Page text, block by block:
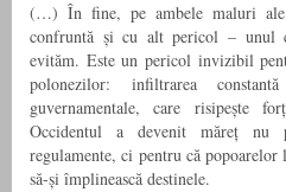
(…) În fine, pe ambele maluri
confruntă și cu alt pericol – unul
evităm. Este un pericol invizibil
polonezilor: infiltrarea
guvernamentale, care risipește
Occidentul a devenit măreț nu
regulamente, ci pentru că
să-și împlinească destinele.